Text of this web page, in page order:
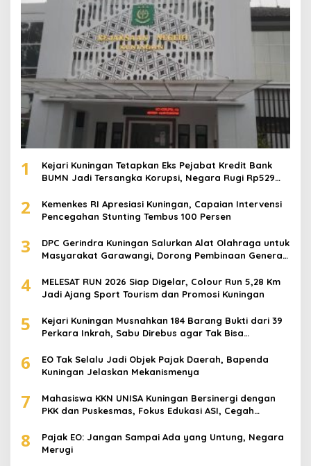
1
Kejari Kuningan Tetapkan Eks Pejabat Kredit Bank
BUMN Jadi Tersangka Korupsi, Negara Rugi Rp529
2
Kemenkes RI Apresiasi Kuningan, Capaian Intervensi
Pencegahan Stunting Tembus 100 Persen
3
DPC Gerindra Kuningan Salurkan Alat Olahraga untuk
Masyarakat Garawangi, Dorong Pembinaan Generasi
4
MELESAT RUN 2026 Siap Digelar, Colour Run 5,28 Km
Jadi Ajang Sport Tourism dan Promosi Kuningan
5
Kejari Kuningan Musnahkan 184 Barang Bukti dari 39
Perkara Inkrah, Sabu Direbus agar Tak Bisa
6
EO Tak Selalu Jadi Objek Pajak Daerah, Bapenda
Kuningan Jelaskan Mekanismenya
7
Mahasiswa KKN UNISA Kuningan Bersinergi dengan
PKK dan Puskesmas, Fokus Edukasi ASI, Cegah
8
Pajak EO: Jangan Sampai Ada yang Untung, Negara
Merugi